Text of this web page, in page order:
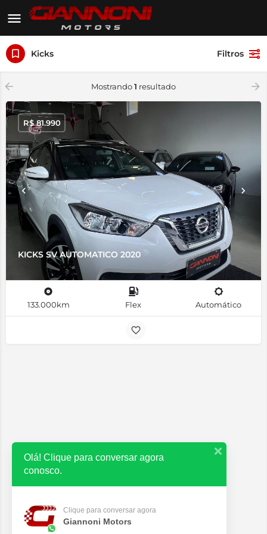
Kicks Filtros
Mostrando1 resultado
KICKS SV AUTOMATICO 2020
R$81.990
133.000km Flex Automático
Olá! Clique para conversar agora
conosco.
Clique para conversar agora
Giannoni Motors